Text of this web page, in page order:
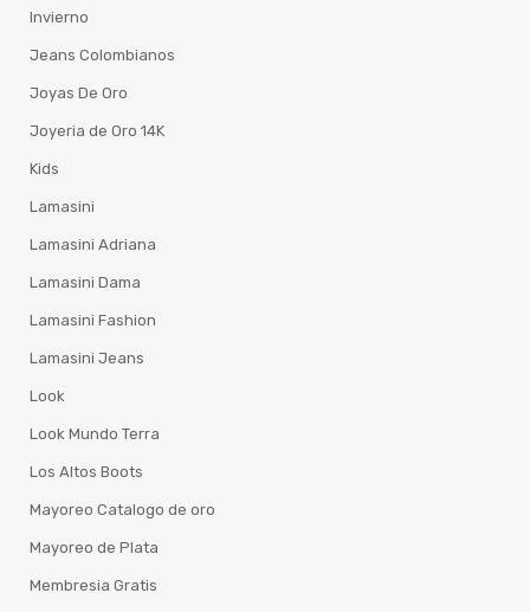
Invierno
Jeans Colombianos
Joyas De Oro
Joyeria de Oro 14K
Kids
Lamasini
Lamasini Adriana
Lamasini Dama
Lamasini Fashion
Lamasini Jeans
Look
Look Mundo Terra
Los Altos Boots
Mayoreo Catalogo de oro
Mayoreo de Plata
Membresia Gratis